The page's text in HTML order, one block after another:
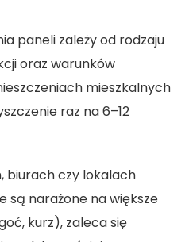
paneli zależy od rodzaju
oraz warunków
mieszkalnych
raz na 6–12
biurach czy lokalach
są narażone na większe
kurz), zaleca się